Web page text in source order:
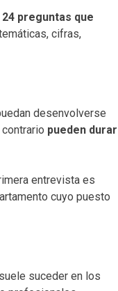
24 preguntas que
cifras,
desenvolverse
pueden durar
entrevista es
cuyo puesto
suceder en los